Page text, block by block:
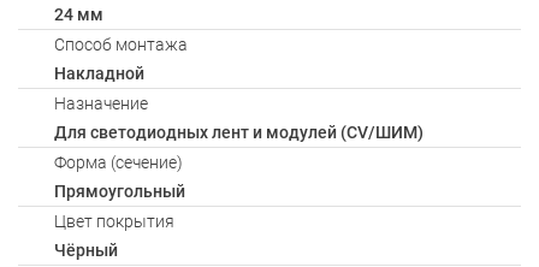
24 мм
Способ монтажа
Накладной
Назначение
Для светодиодных лент и модулей (CV/ШИМ)
Форма (сечение)
Прямоугольный
Цвет покрытия
Чёрный